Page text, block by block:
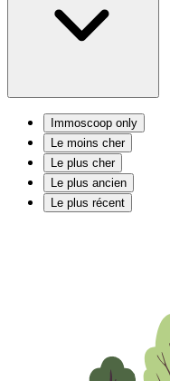
Immoscoop only
Le moins cher
Le plus cher
Le plus ancien
Le plus récent